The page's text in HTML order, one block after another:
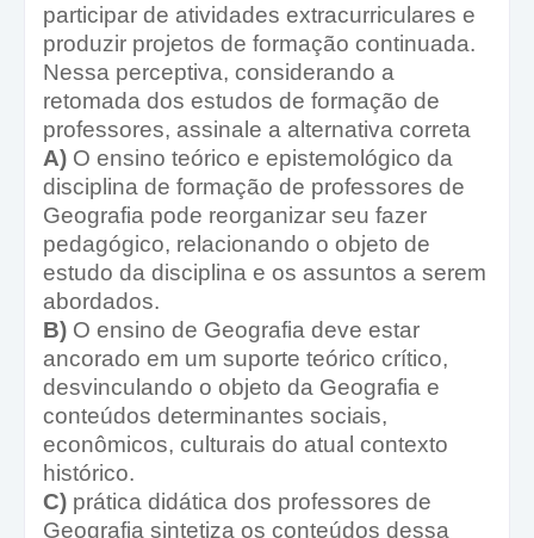
participar de atividades extracurriculares e
produzir projetos de formação continuada.
Nessa perceptiva, considerando a
retomada dos estudos de formação de
professores, assinale a alternativa correta
A) O ensino teórico e epistemológico da
disciplina de formação de professores de
Geografia pode reorganizar seu fazer
pedagógico, relacionando o objeto de
estudo da disciplina e os assuntos a serem
abordados.
B) O ensino de Geografia deve estar
ancorado em um suporte teórico crítico,
desvinculando o objeto da Geografia e
conteúdos determinantes sociais,
econômicos, culturais do atual contexto
histórico.
C) prática didática dos professores de
Geografia sintetiza os conteúdos dessa